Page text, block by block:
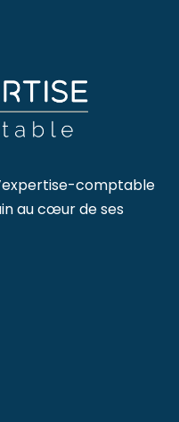
comptable
au cœur de ses